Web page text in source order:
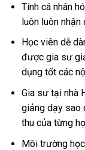
Tính cá nhân
luôn luôn
Học viên dễ
được gia sư
dụng tốt các
Gia sư tại nhà
giảng dạy sao
thu của từng
Môi trường